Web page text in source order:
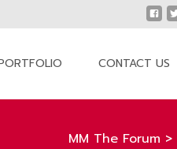
CONTACT US
MM The Forum >